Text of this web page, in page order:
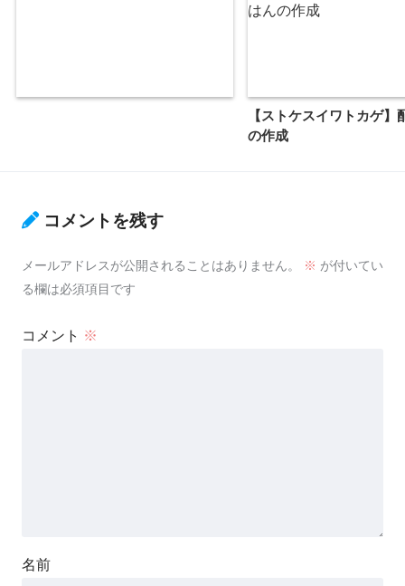
【ストケスイワトカゲ】
の作成
コメントを残す
メールアドレスが公開されることはありません。 ※ が付いてい
る欄は必須項目です
コメント ※
名前